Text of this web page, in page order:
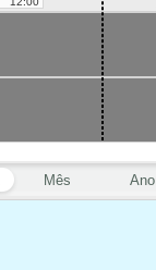
Mês Ano